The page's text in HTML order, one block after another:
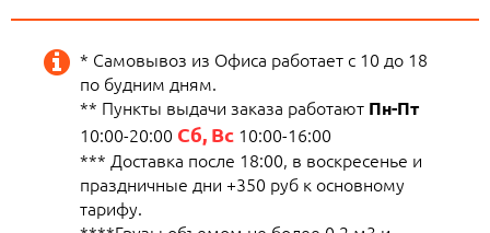
* Самовывоз из Офиса работает с 10 до 18
по будним дням.
** Пункты выдачи заказа работают Пн-Пт
10:00-20:00 Сб, Вс 10:00-16:00
*** Доставка после 18:00, в воскресенье и
праздничные дни +350 руб к основному
тарифу.